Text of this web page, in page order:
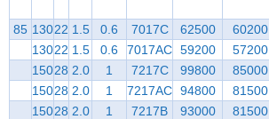
85 13022 1.5 0.6 7017C 62500 60200
13022 1.5 0.6 7017AC 59200 57200
15028 2.0 1 7217C 99800 85000
15028 2.0 1 7217AC 94800 81500
15028 2.0 1 7217B 93000 81500